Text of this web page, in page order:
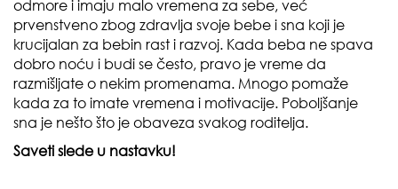
odmore i imaju malo vremena za sebe, već
prvenstveno zbog zdravlja svoje bebe i sna koji je
krucijalan za bebin rast i razvoj. Kada beba ne spava
dobro noću i budi se često, pravo je vreme da
razmišljate o nekim promenama. Mnogo pomaže
kada za to imate vremena i motivacije. Poboljšanje
sna je nešto što je obaveza svakog roditelja.
Saveti slede u nastavku!